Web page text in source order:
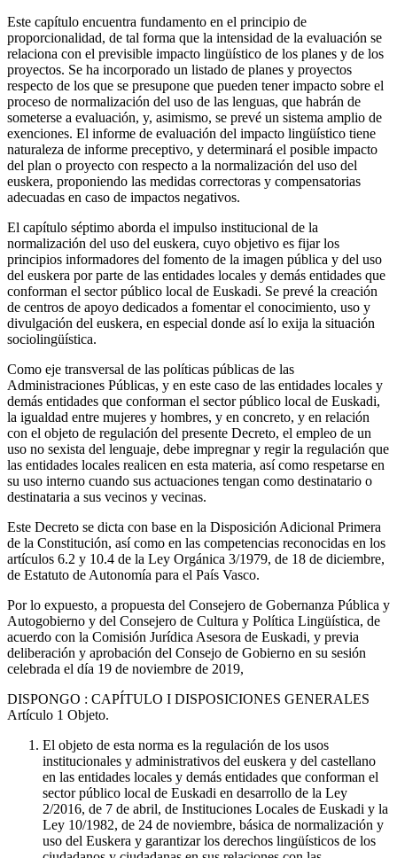
Este capítulo encuentra fundamento en el principio de
proporcionalidad, de tal forma que la intensidad de la evaluación se
relaciona con el previsible impacto lingüístico de los planes y de los
proyectos. Se ha incorporado un listado de planes y proyectos
respecto de los que se presupone que pueden tener impacto sobre el
proceso de normalización del uso de las lenguas, que habrán de
someterse a evaluación, y, asimismo, se prevé un sistema amplio de
exenciones. El informe de evaluación del impacto lingüístico tiene
naturaleza de informe preceptivo, y determinará el posible impacto
del plan o proyecto con respecto a la normalización del uso del
euskera, proponiendo las medidas correctoras y compensatorias
adecuadas en caso de impactos negativos.
El capítulo séptimo aborda el impulso institucional de la
normalización del uso del euskera, cuyo objetivo es fijar los
principios informadores del fomento de la imagen pública y del uso
del euskera por parte de las entidades locales y demás entidades que
conforman el sector público local de Euskadi. Se prevé la creación
de centros de apoyo dedicados a fomentar el conocimiento, uso y
divulgación del euskera, en especial donde así lo exija la situación
sociolingüística.
Como eje transversal de las políticas públicas de las
Administraciones Públicas, y en este caso de las entidades locales y
demás entidades que conforman el sector público local de Euskadi,
la igualdad entre mujeres y hombres, y en concreto, y en relación
con el objeto de regulación del presente Decreto, el empleo de un
uso no sexista del lenguaje, debe impregnar y regir la regulación que
las entidades locales realicen en esta materia, así como respetarse en
su uso interno cuando sus actuaciones tengan como destinatario o
destinataria a sus vecinos y vecinas.
Este Decreto se dicta con base en la Disposición Adicional Primera
de la Constitución, así como en las competencias reconocidas en los
artículos 6.2 y 10.4 de la Ley Orgánica 3/1979, de 18 de diciembre,
de Estatuto de Autonomía para el País Vasco.
Por lo expuesto, a propuesta del Consejero de Gobernanza Pública y
Autogobierno y del Consejero de Cultura y Política Lingüística, de
acuerdo con la Comisión Jurídica Asesora de Euskadi, y previa
deliberación y aprobación del Consejo de Gobierno en su sesión
celebrada el día 19 de noviembre de 2019,
DISPONGO : CAPÍTULO I DISPOSICIONES GENERALES
Artículo 1 Objeto.
El objeto de esta norma es la regulación de los usos
institucionales y administrativos del euskera y del castellano
en las entidades locales y demás entidades que conforman el
sector público local de Euskadi en desarrollo de la Ley
2/2016, de 7 de abril, de Instituciones Locales de Euskadi y la
Ley 10/1982, de 24 de noviembre, básica de normalización y
uso del Euskera y garantizar los derechos lingüísticos de los